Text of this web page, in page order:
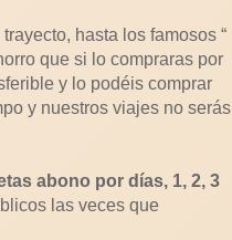
hasta los famosos “
que si lo compraras por
y lo podéis comprar
y nuestros viajes no serás
abono por días, 1, 2, 3
las veces que